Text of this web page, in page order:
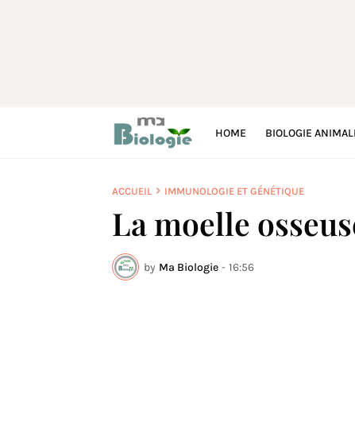
HOME BIOLOGIE
ACCUEIL IMMUNOLOGIE ET GÉNÉTIQUE
La moelle
by Ma Biologie - 16:56